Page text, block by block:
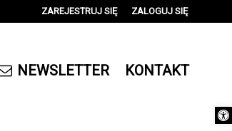
ZAREJESTRUJ SIĘ ZALOGUJ SIĘ
14
NEWSLETTER KONTAKT